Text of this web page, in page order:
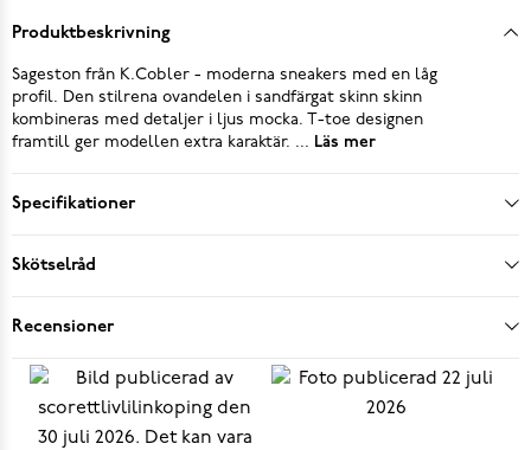
Produktbeskrivning
Sageston från K.Cobler - moderna sneakers med en låg
profil. Den stilrena ovandelen i sandfärgat skinn skinn
kombineras med detaljer i ljus mocka. T-toe designen
framtill ger modellen extra karaktär. ... Läs mer
Specifikationer
Skötselråd
Recensioner